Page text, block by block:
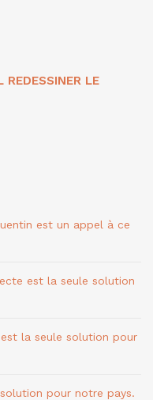
REDESSINER LE
est un appel à ce
est la seule solution
la seule solution pour
pour notre pays.